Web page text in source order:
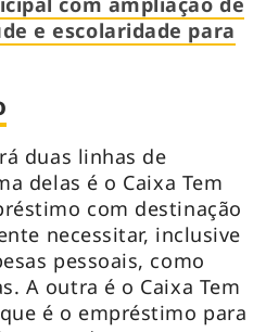
e escolaridade para
duas linhas de
delas é o Caixa Tem
com destinação
necessitar, inclusive
pessoais, como
A outra é o Caixa Tem
é o empréstimo para